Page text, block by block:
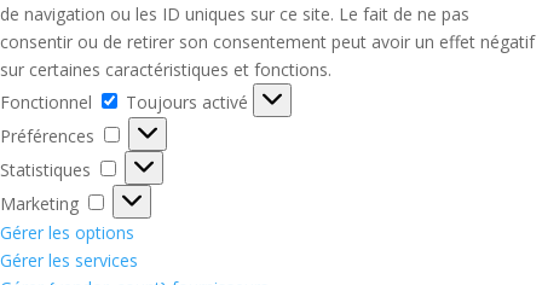
de navigation ou les ID uniques sur ce site. Le fait de ne pas
consentir ou de retirer son consentement peut avoir un effet négatif
sur certaines caractéristiques et fonctions.
Fonctionnel
Fonctionnel
Toujours activé
Préférences
Préférences
Statistiques
Statistiques
Marketing
Marketing
Gérer les options
Gérer les services